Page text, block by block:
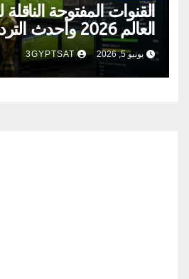
القنوات المفتوحة
العالم 2026 وأحدث الترددات
يونيو 5, 2026 3GYPTSAT